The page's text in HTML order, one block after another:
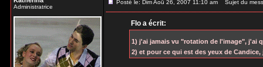
Administratrice
Posté le: Dim Aoû 26, 2007 11:10 am Sujet du
Flo a écrit:
1) j'ai jamais vu "rotation de l'image", j'ai
2) et pour ce qui est des yeux de